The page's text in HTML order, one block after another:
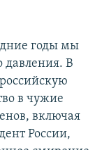
годы мы
давления. В
в чужие
включая
России,